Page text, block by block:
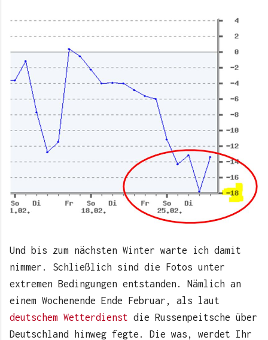
Und bis zum nächsten Winter warte ich damit
nimmer. Schließlich sind die Fotos unter
extremen Bedingungen entstanden. Nämlich an
einem Wochenende Ende Februar, als laut
deutschem Wetterdienst die Russenpeitsche über
Deutschland hinweg fegte. Die was, werdet Ihr